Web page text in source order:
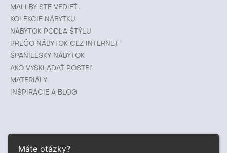
MALI BY STE VEDIEŤ...
KOLEKCIE NÁBYTKU
NÁBYTOK PODĽA ŠTÝLU
PREČO NÁBYTOK CEZ INTERNET
ŠPANIELSKY NÁBYTOK
AKO VYSKLADAŤ POSTEĽ
MATERIÁLY
INŠPIRÁCIE A BLOG
© 2026 ESTILA ® |
Máte otázky?